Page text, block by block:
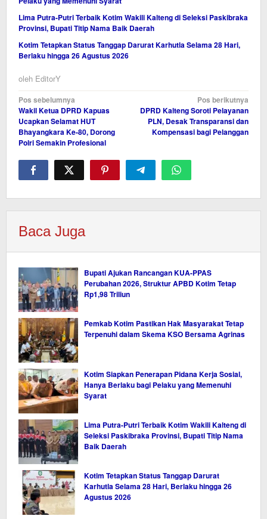
Lima Putra-Putri Terbaik Kotim Wakili Kalteng di Seleksi Paskibraka
Provinsi, Bupati Titip Nama Baik Daerah
Kotim Tetapkan Status Tanggap Darurat Karhutla Selama 28 Hari,
Berlaku hingga 26 Agustus 2026
oleh EditorY
Navigasi
pos
Pos sebelumnya
Wakil Ketua DPRD Kapuas
Ucapkan Selamat HUT
Bhayangkara Ke-80, Dorong
Polri Semakin Profesional
Pos berikutnya
DPRD Kalteng Soroti Pelayanan
PLN, Desak Transparansi dan
Kompensasi bagi Pelanggan
Baca Juga
Bupati Ajukan Rancangan KUA-PPAS
Perubahan 2026, Struktur APBD Kotim Tetap
Rp1,98 Triliun
Pemkab Kotim Pastikan Hak Masyarakat Tetap
Terpenuhi dalam Skema KSO Bersama Agrinas
Kotim Siapkan Penerapan Pidana Kerja Sosial,
Hanya Berlaku bagi Pelaku yang Memenuhi
Syarat
Lima Putra-Putri Terbaik Kotim Wakili Kalteng di
Seleksi Paskibraka Provinsi, Bupati Titip Nama
Baik Daerah
Kotim Tetapkan Status Tanggap Darurat
Karhutla Selama 28 Hari, Berlaku hingga 26
Agustus 2026